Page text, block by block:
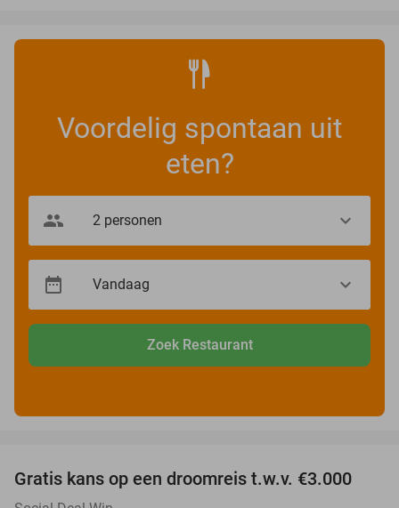
Voordelig spontaan uit
eten?
Zoek Restaurant
Gratis kans op een droomreis t.w.v. €3.000